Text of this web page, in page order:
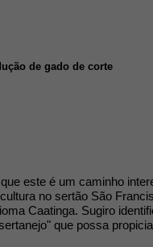
de gado de corte
este é um caminho
no sertão São
Caatinga. Sugiro
que possa